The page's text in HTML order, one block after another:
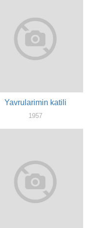
Yavrularimin katili
1957